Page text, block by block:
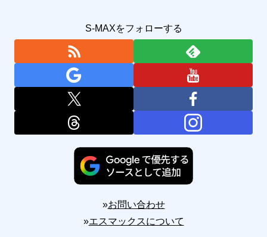
S-MAXをフォローする
»お問い合わせ
»エスマックスについて